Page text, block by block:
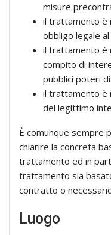
misure
il trattamento è
obbligo legale
il trattamento è
compito di
pubblici poteri
il trattamento è
del legittimo
È comunque sempre
chiarire la concreta
trattamento ed in
trattamento sia
contratto o
Luogo